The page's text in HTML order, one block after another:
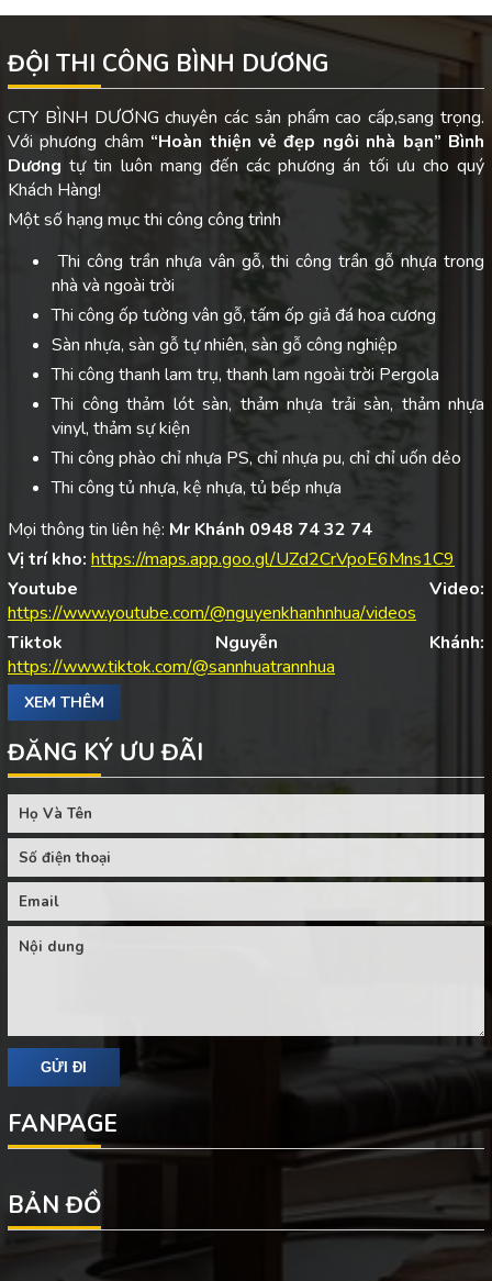
ĐỘI THI CÔNG BÌNH DƯƠNG
CTY BÌNH DƯƠNG chuyên các sản phẩm cao cấp,sang trọng.
Với phương châm “Hoàn thiện vẻ đẹp ngôi nhà bạn” Bình
Dươngtự tin luôn mang đến các phương án tối ưu cho quý
Khách Hàng!
Một số hạng mục thi công công trình
Thi công trần nhựa vân gỗ, thi công trần gỗ nhựa trong
nhà và ngoài trời
Thi công ốp tường vân gỗ, tấm ốp giả đá hoa cương
Sàn nhựa, sàn gỗ tự nhiên, sàn gỗ công nghiệp
Thi công thanh lam trụ, thanh lam ngoài trời Pergola
Thi công thảm lót sàn, thảm nhựa trải sàn, thảm nhựa
vinyl, thảm sự kiện
Thi công phào chỉ nhựa PS, chỉ nhựa pu, chỉ chỉ uốn dẻo
Thi công tủ nhựa, kệ nhựa, tủ bếp nhựa
Mọi thông tin liên hệ: Mr Khánh 0948 74 32 74
Vị trí kho: https://maps.app.goo.gl/UZd2CrVpoE6Mns1C9
Youtube Video:
https://www.youtube.com/@nguyenkhanhnhua/videos
Tiktok Nguyễn Khánh:
https://www.tiktok.com/@sannhuatrannhua
XEM THÊM
ĐĂNG KÝ ƯU ĐÃI
FANPAGE
BẢN ĐỒ